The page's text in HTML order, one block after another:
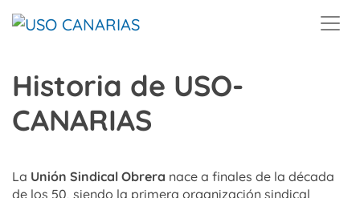
Historia de USO-
CANARIAS
La Unión Sindical Obrera nace a finales de la década
de los 50, siendo la primera organización sindical